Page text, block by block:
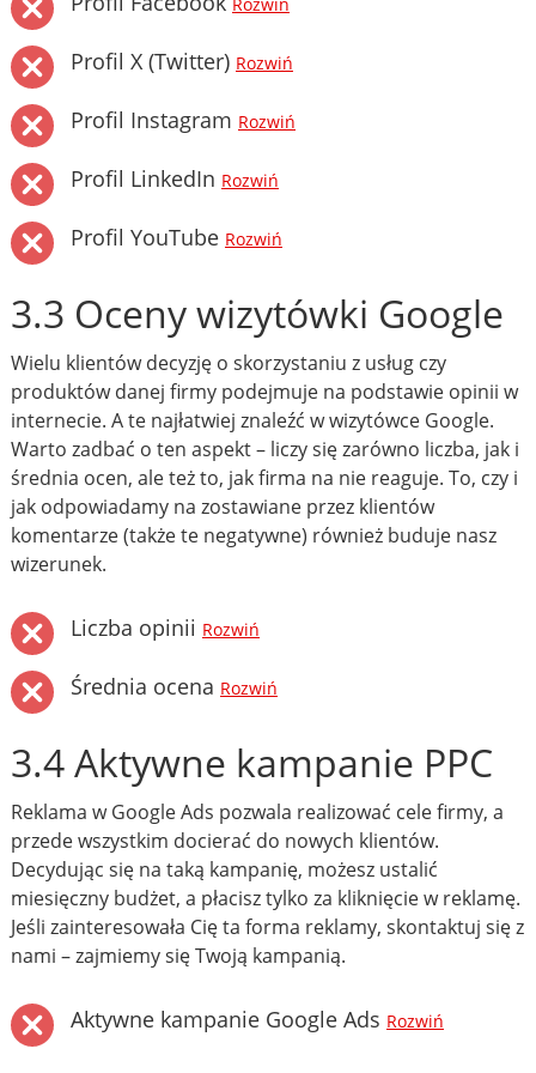
Rozwiń
Profil X (Twitter) Rozwiń
Profil Instagram Rozwiń
Profil LinkedIn Rozwiń
Profil YouTube Rozwiń
3.3 Oceny wizytówki Google
Wielu klientów decyzję o skorzystaniu z usług czy
produktów danej firmy podejmuje na podstawie opinii w
internecie. A te najłatwiej znaleźć w wizytówce Google.
Warto zadbać o ten aspekt – liczy się zarówno liczba, jak i
średnia ocen, ale też to, jak firma na nie reaguje. To, czy i
jak odpowiadamy na zostawiane przez klientów
komentarze (także te negatywne) również buduje nasz
wizerunek.
Liczba opinii Rozwiń
Średnia ocena Rozwiń
3.4 Aktywne kampanie PPC
Reklama w Google Ads pozwala realizować cele firmy, a
przede wszystkim docierać do nowych klientów.
Decydując się na taką kampanię, możesz ustalić
miesięczny budżet, a płacisz tylko za kliknięcie w reklamę.
Jeśli zainteresowała Cię ta forma reklamy, skontaktuj się z
nami – zajmiemy się Twoją kampanią.
Aktywne kampanie Google Ads Rozwiń